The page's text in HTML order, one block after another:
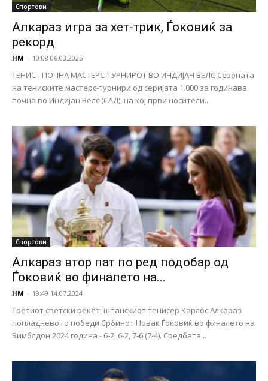
Спортови
Алкараз игра за хет-трик, Ѓоковиќ за
рекорд
НМ - 10:08 06.03.2025
ТЕНИС - ПОЧНА МАСТЕРС-ТУРНИРОТ ВО ИНДИЈАН ВЕЛС Сезоната
на тениските мастерс-турнири од серијата 1.000 за годинава
почна во Индијан Велс (САД), на кој први носители...
Спортови
Алкараз втор пат по ред подобар од
Ѓоковиќ во финалето на...
НМ - 19:49 14.07.2024
Третиот светски рекет, шпанскиот тенисер Карлос Алкараз
попладнево го победи Србинот Новак Ѓоковиќ во финалето на
Вимблдон 2024 година - 6-2, 6-2, 7-6 (7-4). Средбата...